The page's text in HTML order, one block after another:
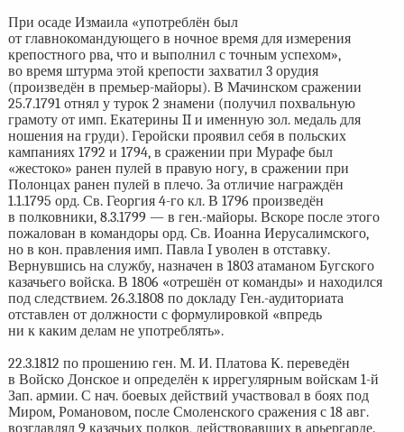
При осаде Измаила «употреблён был
от главнокомандующего в ночное время для измерения
крепостного рва, что и выполнил с точным успехом»,
во время штурма этой крепости захватил 3 орудия
(произведён в премьер-майоры). В Мачинском сражении
25.7.1791 отнял у турок 2 знамени (получил похвальную
грамоту от имп. Екатерины II и именную зол. медаль для
ношения на груди). Геройски проявил себя в польских
кампаниях 1792 и 1794, в сражении при Мурафе был
«жестоко» ранен пулей в правую ногу, в сражении при
Полонцах ранен пулей в плечо. За отличие награждён
1.1.1795 орд. Св. Георгия 4-го кл. В 1796 произведён
в полковники, 8.3.1799 — в ген.-майоры. Вскоре после этого
пожалован в командоры орд. Св. Иоанна Иерусалимского,
но в кон. правления имп. Павла I уволен в отставку.
Вернувшись на службу, назначен в 1803 атаманом Бугского
казачьего войска. В 1806 «отрешён от команды» и находился
под следствием. 26.3.1808 по докладу Ген.-аудиториата
отставлен от должности с формулировкой «впредь
ни к каким делам не употреблять».
22.3.1812 по прошению ген. М. И. Платова К. переведён
в Войско Донское и определён к иррегулярным войскам 1-й
Зап. армии. С нач. боевых действий участвовал в боях под
Миром, Романовом, после Смоленского сражения с 18 авг.
возглавлял 9 казачьих полков, действовавших в арьергарде.